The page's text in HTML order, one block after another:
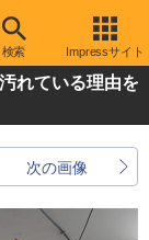
検索 Impressサイト
れている理由を
次の画像